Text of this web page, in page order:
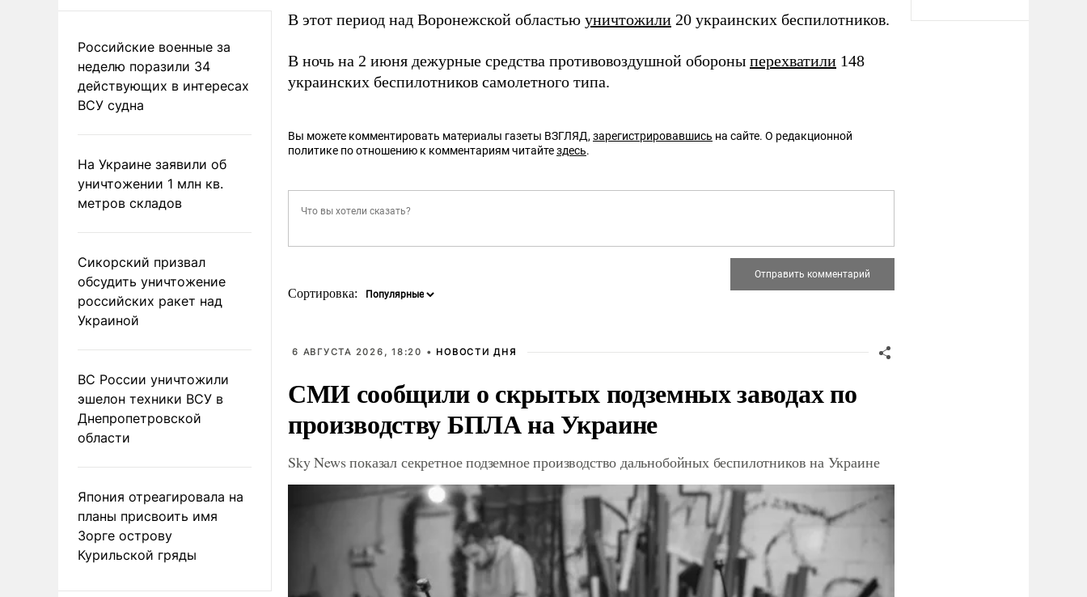
Российские военные за
неделю поразили 34
действующих в интересах
ВСУ судна
На Украине заявили об
уничтожении 1 млн кв.
метров складов
Сикорский призвал
обсудить уничтожение
российских ракет над
Украиной
ВС России уничтожили
эшелон техники ВСУ в
Днепропетровской
области
Япония отреагировала на
планы присвоить имя
Зорге острову
Курильской гряды
В этот период над Воронежской областью уничтожили 20 украинских беспилотников.
В ночь на 2 июня дежурные средства противовоздушной обороны перехватили 148
украинских беспилотников самолетного типа.
Вы можете комментировать материалы газеты ВЗГЛЯД,зарегистрировавшись на сайте. О редакционной
политике по отношению к комментариям читайтездесь.
Сортировка:
6 АВГУСТА 2026, 18:20 • НОВОСТИ ДНЯ
СМИ сообщили о скрытых подземных заводах по
производству БПЛА на Украине
Sky News показал секретное подземное производство дальнобойных беспилотников на Украине